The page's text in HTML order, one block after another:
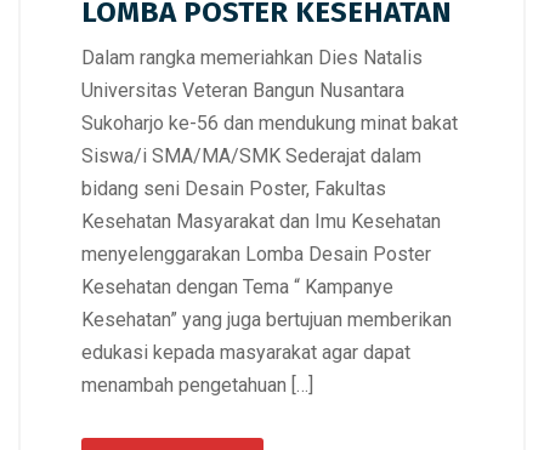
LOMBA POSTER KESEHATAN
Dalam rangka memeriahkan Dies Natalis
Universitas Veteran Bangun Nusantara
Sukoharjo ke-56 dan mendukung minat bakat
Siswa/i SMA/MA/SMK Sederajat dalam
bidang seni Desain Poster, Fakultas
Kesehatan Masyarakat dan Imu Kesehatan
menyelenggarakan Lomba Desain Poster
Kesehatan dengan Tema “ Kampanye
Kesehatan” yang juga bertujuan memberikan
edukasi kepada masyarakat agar dapat
menambah pengetahuan […]